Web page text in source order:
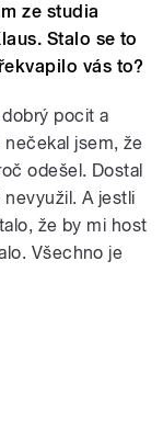
ze studia
Stalo se to
vás to?
pocit a
jsem, že
odešel. Dostal
A jestli
že by mi host
Všechno je